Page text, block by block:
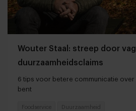
Wouter Staal: streep door
duurzaamheidsclaims
6 tips voor betere communicatie over
bent
Foodservice Duurzaamheid